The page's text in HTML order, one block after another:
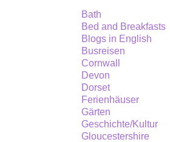
Bath
Bed and Breakfasts
Blogs in English
Busreisen
Cornwall
Devon
Dorset
Ferienhäuser
Gärten
Geschichte/Kultur
Gloucestershire